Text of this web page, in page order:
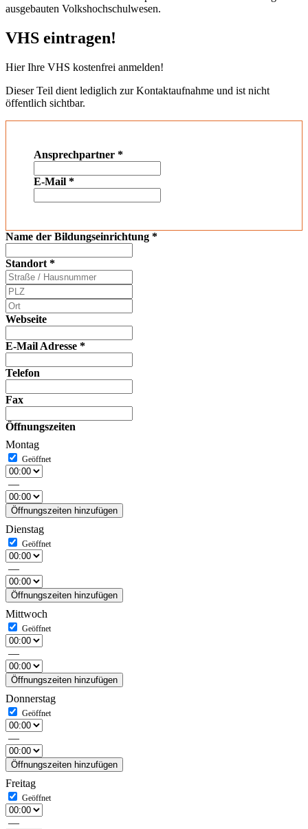
ausgebauten Volkshochschulwesen.
VHS eintragen!
Hier Ihre VHS kostenfrei anmelden!
Dieser Teil dient lediglich zur Kontaktaufnahme und ist nicht
öffentlich sichtbar.
Ansprechpartner *
E-Mail *
Name der Bildungseinrichtung *
Standort *
Webseite
E-Mail Adresse *
Telefon
Fax
Öffnungszeiten
Montag
—
Öffnungszeiten hinzufügen
Dienstag
—
Öffnungszeiten hinzufügen
Mittwoch
—
Öffnungszeiten hinzufügen
Donnerstag
—
Öffnungszeiten hinzufügen
Freitag
—